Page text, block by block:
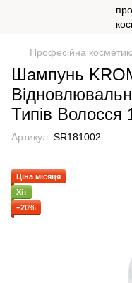
Професійна
Шампунь
Типів Волосся
Артикул: SR181002
Ціна місяця
Хіт
−20%